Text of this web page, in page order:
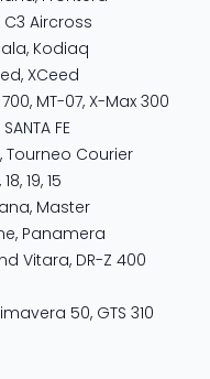
C3 Aircross
, Kodiaq
, XCeed
700, MT-07, X-Max 300
SANTA FE
, Tourneo Courier
, 18, 19, 15
, Master
, Panamera
Vitara, DR-Z 400
50, GTS 310